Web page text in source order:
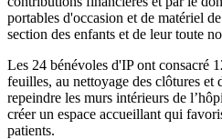
portables d'occasion et de matériel
section des enfants et de leur toute
Les 24 bénévoles d'IP ont consacré
feuilles, au nettoyage des clôtures et
repeindre les murs intérieurs de
créer un espace accueillant qui
patients.